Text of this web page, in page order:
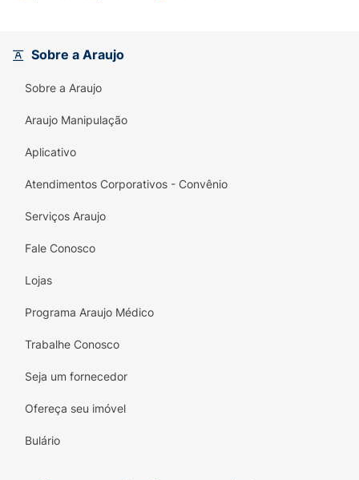
Sobre a Araujo
Sobre a Araujo
Araujo Manipulação
Aplicativo
Atendimentos Corporativos - Convênio
Serviços Araujo
Fale Conosco
Lojas
Programa Araujo Médico
Trabalhe Conosco
Seja um fornecedor
Ofereça seu imóvel
Bulário